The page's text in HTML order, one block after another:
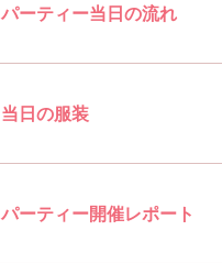
パーティー当日の流れ
当日の服装
パーティー開催レポート